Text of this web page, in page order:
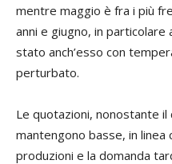
mentre maggio è fra i più
anni e giugno, in particolare
stato anch’esso con
perturbato.
Le quotazioni, nonostante
mantengono basse, in linea
produzioni e la domanda